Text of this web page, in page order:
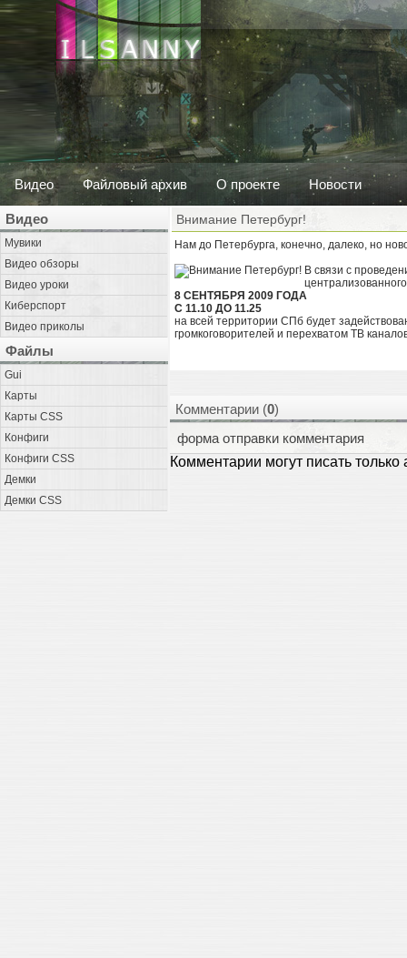
Видео Файловый архив О проекте Новости
Видео
Мувики
Видео обзоры
Видео уроки
Киберспорт
Видео приколы
Файлы
Gui
Карты
Карты CSS
Конфиги
Конфиги CSS
Демки
Демки CSS
Внимание Петербург!
Нам до Петербурга, конечно, далеко, но
В связи с
8 СЕНТЯБРЯ 2009 ГОДА
С 11.10 ДО 11.25
на всей территории СПб будет
громкоговорителей и перехватом ТВ
Комментарии (0)
форма отправки комментария
Комментарии могут писать